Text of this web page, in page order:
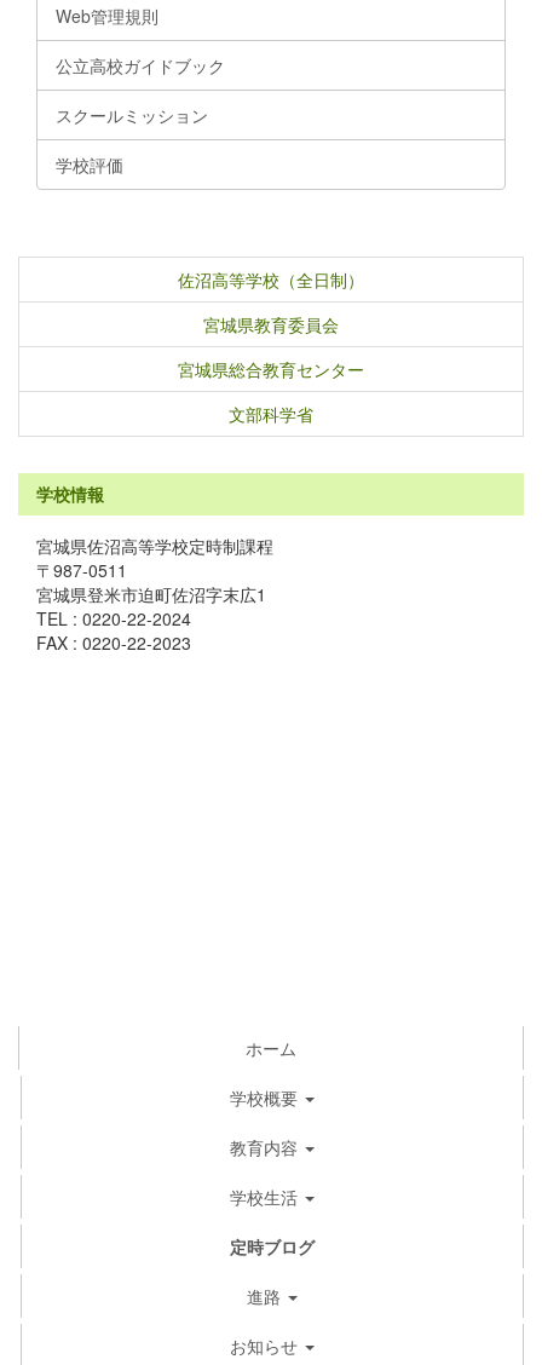
Web管理規則
公立高校ガイドブック
スクールミッション
学校評価
佐沼高等学校（全日制）
宮城県教育委員会
宮城県総合教育センター
文部科学省
学校情報
宮城県佐沼高等学校定時制課程
〒987-0511
宮城県登米市迫町佐沼字末広1
TEL : 0220-22-2024
FAX : 0220-22-2023
ホーム
学校概要
教育内容
学校生活
定時ブログ
進路
お知らせ